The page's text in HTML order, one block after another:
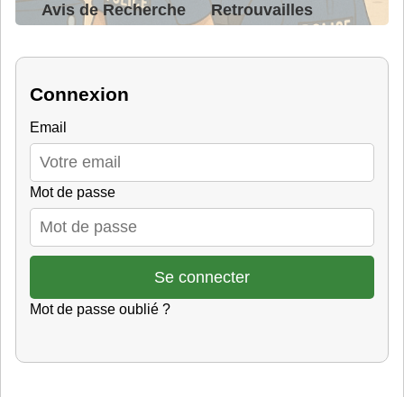
Avis de Recherche
Retrouvailles
Connexion
Email
Mot de passe
Mot de passe oublié ?